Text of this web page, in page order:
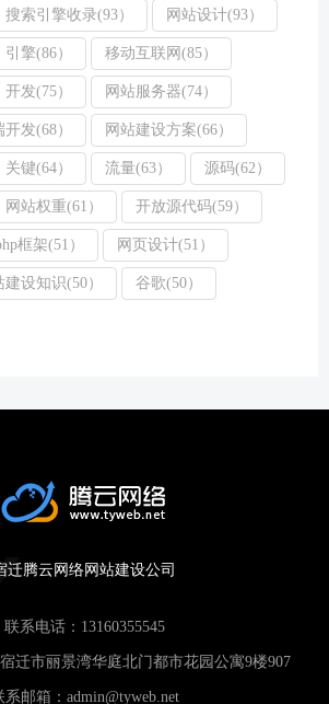
搜索引擎收录(93） 网站设计(93）
引擎(86） 移动互联网(85）
开发(75） 网站服务器(74）
开发(68） 网站建设方案(66）
关键(64） 流量(63） 源码(62）
网站权重(61） 开放源代码(59）
框架(51） 网页设计(51）
建设知识(50） 谷歌(50）
迁腾云网络网站建设公司
联系电话： 13160355545
迁市丽景湾华庭北门都市花园公寓9楼907
系邮箱： admin@tyweb.net